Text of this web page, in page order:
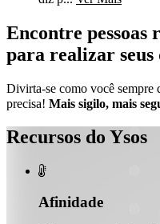
Encontre pessoas
para realizar seus
Divirta-se como você sempre
precisa! Mais sigilo, mais
Recursos do Ysos

Afinidade